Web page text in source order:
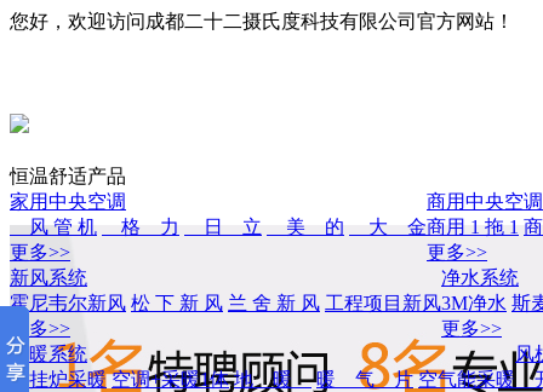
您好，欢迎访问成都二十二摄氏度科技有限公司官方网站！
恒温舒适产品
家用中央空调
风 管 机
格 力 日 立 美 的
大 金
更多>>
商用中央空调
商用 1 拖 1
更多>>
新风系统
霍尼韦尔新风 松 下 新 风 兰 舍 新 风 工程项目新风
更多>>
净水系统
3M净水 斯
更多>>
采暖系统
壁挂炉采暖 空调+采暖1体 地 暖 暖 气 片 空气能采暖
风